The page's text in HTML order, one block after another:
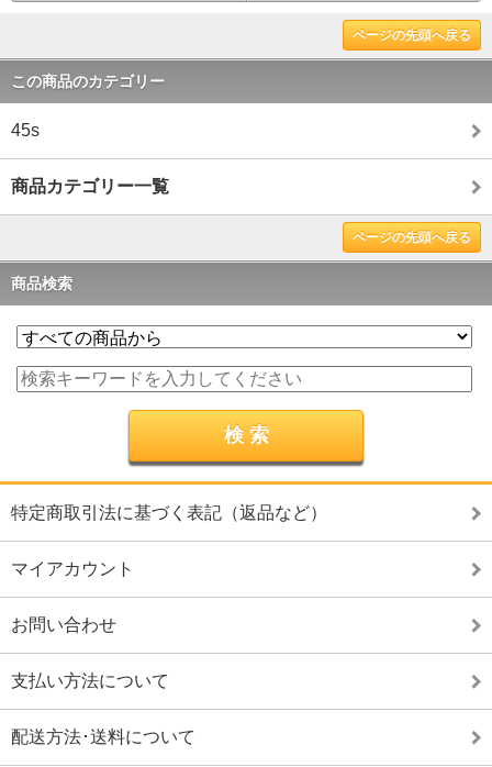
ページの先頭へ戻る
この商品のカテゴリー
45s
商品カテゴリー一覧
ページの先頭へ戻る
商品検索
特定商取引法に基づく表記（返品など）
マイアカウント
お問い合わせ
支払い方法について
配送方法･送料について